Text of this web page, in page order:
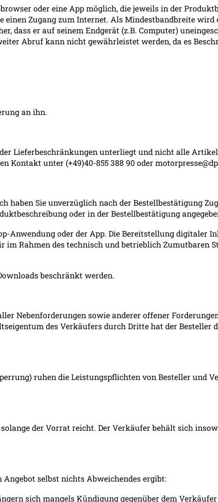
oder eine App möglich, die jeweils in der
Zugang zum Internet. Als Mindestbandbreite wird
dass er auf seinem Endgerät (z.B. Computer)
Abruf kann nicht gewährleistet werden, da es
an ihn.
Lieferbeschränkungen unterliegt und nicht alle
unter (+49)40-855 388 90 oder
haben Sie unverzüglich nach der Bestellbestätigung
oder in der Bestellbestätigung
Anwendung oder der App. Die Bereitstellung digitaler
Rahmen des technisch und betrieblich Zumutbaren
beschränkt werden.
Nebenforderungen sowie anderer offener
des Verkäufers durch Dritte hat der Besteller
ruhen die Leistungspflichten von Besteller und
der Vorrat reicht. Der Verkäufer behält sich
selbst nichts Abweichendes ergibt:
sich mangels Kündigung gegenüber dem